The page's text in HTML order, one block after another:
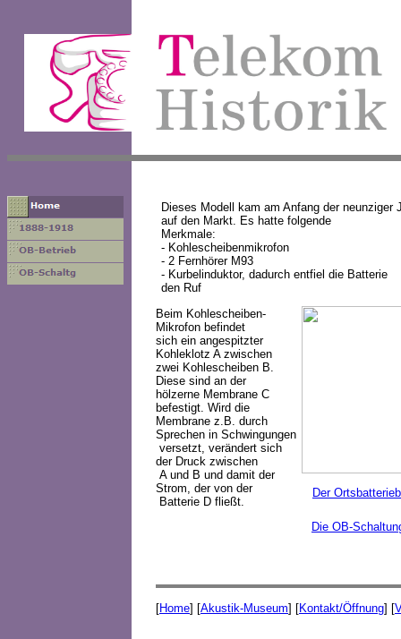
Dieses Modell kam am Anfang der neunziger
auf den Markt. Es hatte folgende
Merkmale:
- Kohlescheibenmikrofon
- 2 Fernhörer M93
- Kurbelinduktor, dadurch entfiel die
den Ruf
Beim Kohlescheiben-
Mikrofon befindet
sich ein angespitzter
Kohleklotz A zwischen
zwei Kohlescheiben B.
Diese sind an der
hölzerne Membrane C
befestigt. Wird die
Membrane z.B. durch
Sprechen in Schwingungen
versetzt, verändert sich
der Druck zwischen
A und B und damit der
Strom, der von der
Batterie D fließt.
Der
Die OB-
[Home] [Akustik-Museum] [Kontakt/Öffnung] [